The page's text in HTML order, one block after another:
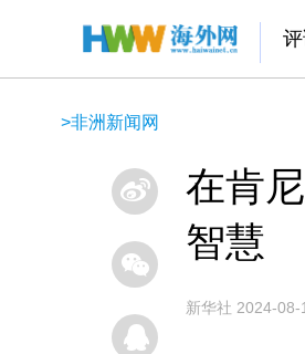
>非洲新闻网
在肯
智慧
新华社 2024-08-